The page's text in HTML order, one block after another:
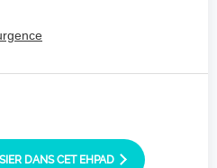
(lettre manuscrite,
DANS CET EHPAD